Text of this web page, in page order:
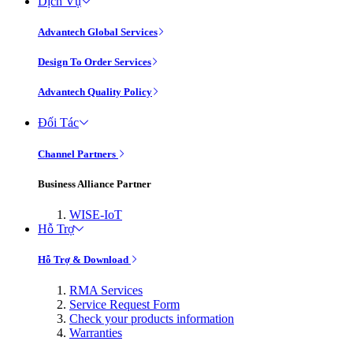
Advantech Global Services
Design To Order Services
Advantech Quality Policy
Đối Tác
Channel Partners
Business Alliance Partner
WISE-IoT
Hỗ Trợ
Hỗ Trợ & Download
RMA Services
Service Request Form
Check your products information
Warranties